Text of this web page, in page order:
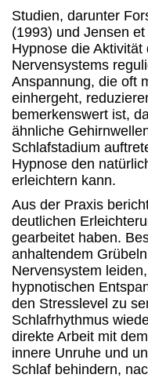
Studien, darunter
(1993) und Jensen
Hypnose die Aktivität
Nervensystems
Anspannung, die oft
einhergeht,
bemerkenswert ist,
ähnliche
Schlafstadium
Hypnose den
erleichtern kann.
Aus der Praxis
deutlichen
gearbeitet haben.
anhaltendem
Nervensystem
hypnotischen
den Stresslevel zu
Schlafrhythmus
direkte Arbeit mit
innere Unruhe und
Schlaf behindern,